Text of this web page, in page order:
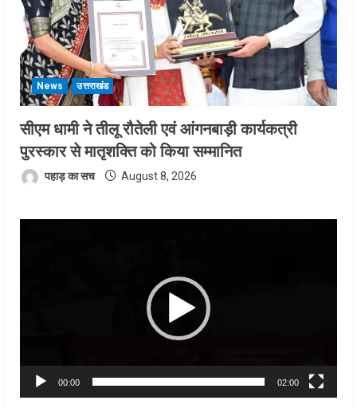
News उत्तराखंड
सीएम धामी ने तीलू रौतेली एवं आंगनबाड़ी कार्यकत्री
पुरस्कार से मातृशक्ति को किया सम्मानित
पहाड़ का सच August 8, 2026
00:00 02:00